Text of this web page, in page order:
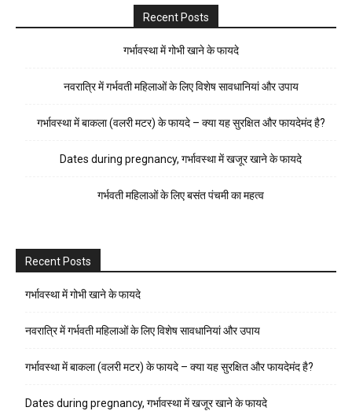
Recent Posts
गर्भावस्था में गोभी खाने के फायदे
नवरात्रि में गर्भवती महिलाओं के लिए विशेष सावधानियां और उपाय
गर्भावस्था में बाकला (वलरी मटर) के फायदे – क्या यह सुरक्षित और फायदेमंद है?
Dates during pregnancy, गर्भावस्था में खजूर खाने के फायदे
गर्भवती महिलाओं के लिए बसंत पंचमी का महत्व
Recent Posts
गर्भावस्था में गोभी खाने के फायदे
नवरात्रि में गर्भवती महिलाओं के लिए विशेष सावधानियां और उपाय
गर्भावस्था में बाकला (वलरी मटर) के फायदे – क्या यह सुरक्षित और फायदेमंद है?
Dates during pregnancy, गर्भावस्था में खजूर खाने के फायदे